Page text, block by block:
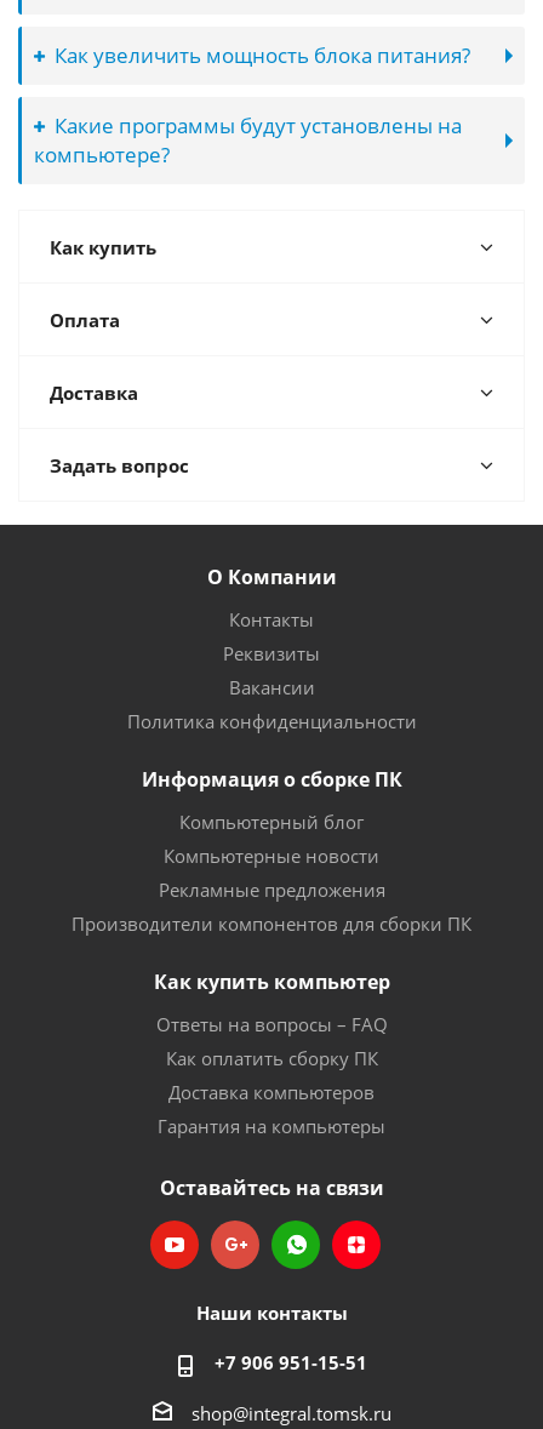
Как увеличить мощность блока питания?
Какие программы будут установлены на
компьютере?
Как купить
Оплата
Доставка
Задать вопрос
О Компании
Контакты
Реквизиты
Вакансии
Политика конфиденциальности
Информация о сборке ПК
Компьютерный блог
Компьютерные новости
Рекламные предложения
Производители компонентов для сборки ПК
Как купить компьютер
Ответы на вопросы – FAQ
Как оплатить сборку ПК
Доставка компьютеров
Гарантия на компьютеры
Оставайтесь на связи
Наши контакты
+7 906 951-15-51
shop@integral.tomsk.ru